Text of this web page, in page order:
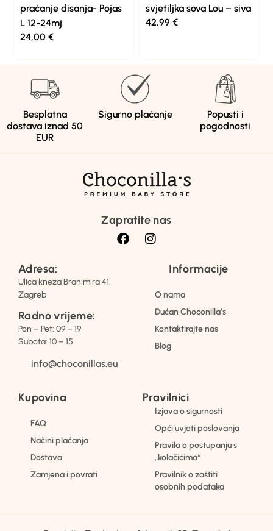
praćanje disanja- Pojas
L 12-24mj
24,00€
svjetiljka sova Lou – siva
42,99 €
Besplatna
dostava iznad 50
EUR
Sigurno plaćanje
Popusti i
pogodnosti
Zapratite nas
Adresa:
Ulica kneza Branimira 41,
Zagreb
Radno vrijeme:
Pon – Pet: 09 – 19
Subota: 10 – 15
info@choconillas.eu
Informacije
O nama
Dućan Choconilla’s
Kontaktirajte nas
Blog
Kupovina
FAQ
Načini plaćanja
Dostava
Zamjena i povrati
Pravilnici
Izjava o sigurnosti
Opći uvjeti poslovanja
Pravila o postupanju s
„kolačićima“
Pravilnik o zaštiti
osobnih podataka